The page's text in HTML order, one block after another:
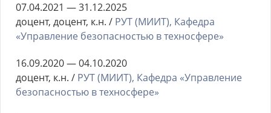
07.04.2021 — 31.12.2025
доцент, доцент, к.н. / РУТ (МИИТ), Кафедра
«Управление безопасностью в техносфере»
16.09.2020 — 04.10.2020
доцент, к.н. / РУТ (МИИТ), Кафедра «Управление
безопасностью в техносфере»